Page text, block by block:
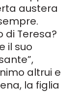
austera
di Teresa?
il suo
altrui e
la figlia